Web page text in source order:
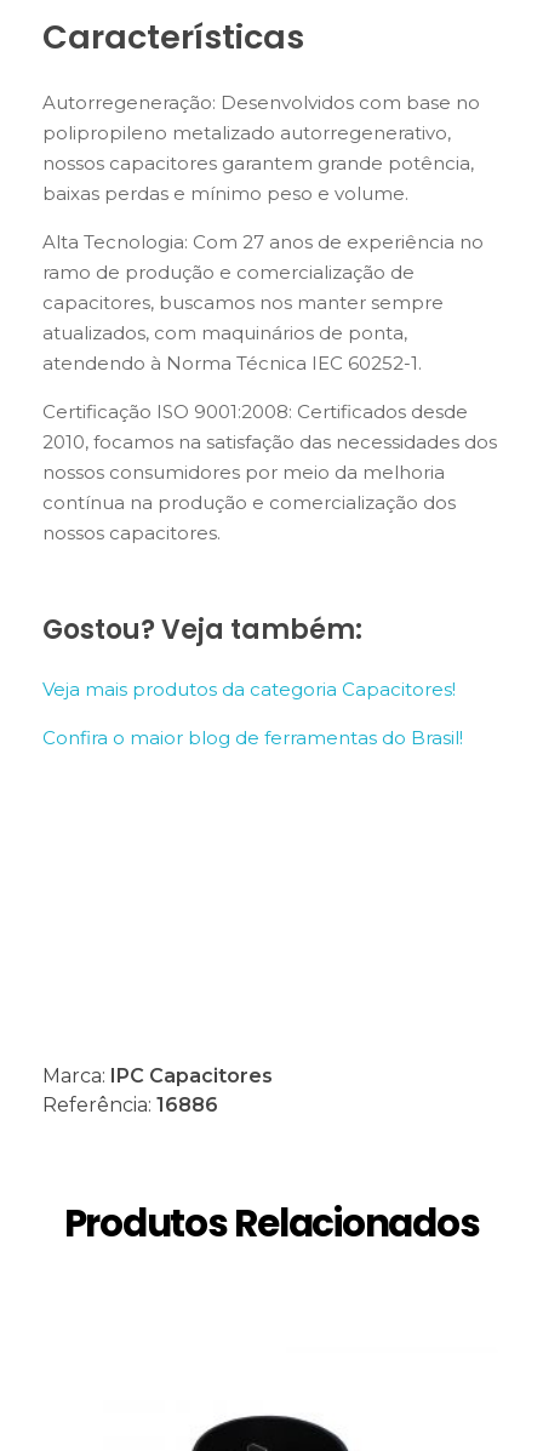
Características
Autorregeneração: Desenvolvidos com base no
polipropileno metalizado autorregenerativo,
nossos capacitores garantem grande potência,
baixas perdas e mínimo peso e volume.
Alta Tecnologia: Com 27 anos de experiência no
ramo de produção e comercialização de
capacitores, buscamos nos manter sempre
atualizados, com maquinários de ponta,
atendendo à Norma Técnica IEC 60252-1.
Certificação ISO 9001:2008: Certificados desde
2010, focamos na satisfação das necessidades dos
nossos consumidores por meio da melhoria
contínua na produção e comercialização dos
nossos capacitores.
Gostou? Veja também:
Veja mais produtos da categoria Capacitores!
Confira o maior blog de ferramentas do Brasil!
Marca: IPC Capacitores
Referência: 16886
Produtos Relacionados